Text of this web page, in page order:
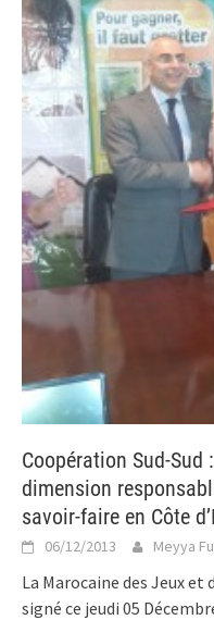
Coopération Sud-Sud
dimension
savoir-faire en Côte
06/12/2013 Meyya
La Marocaine des Jeux et
signé ce jeudi 05